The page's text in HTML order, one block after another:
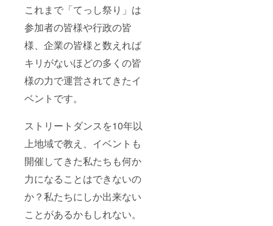
これまで「てっし祭り」は
参加者の皆様や行政の皆
様、企業の皆様と数えれば
キリがないほどの多くの皆
様の力で運営されてきたイ
ベントです。
ストリートダンスを10年以
上地域で教え、イベントも
開催してきた私たちも何か
力になることはできないの
か？私たちにしか出来ない
ことがあるかもしれない。